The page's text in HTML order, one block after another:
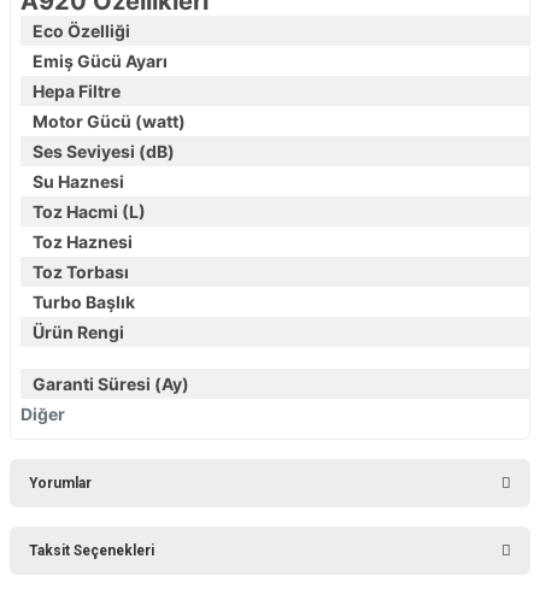
Eco Özelliği
Emiş Gücü Ayarı
Hepa Filtre
Motor Gücü (watt)
Ses Seviyesi (dB)
Su Haznesi
Toz Hacmi (L)
Toz Haznesi
Toz Torbası
Turbo Başlık
Ürün Rengi
Diğer
Garanti Süresi (Ay)
Yorumlar
Taksit Seçenekleri